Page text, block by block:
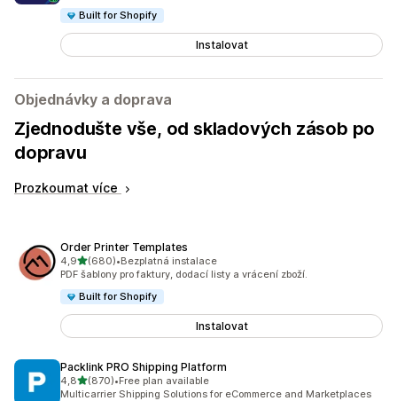
Built for Shopify
Instalovat
Objednávky a doprava
Zjednodušte vše, od skladových zásob po
dopravu
Prozkoumat více
Order Printer Templates
4,9z 5 hvězd
(680)
Celkový počet recenzí: 680
•Bezplatná instalace
PDF šablony pro faktury, dodací listy a vrácení zboží.
Built for Shopify
Instalovat
Packlink PRO Shipping Platform
4,8z 5 hvězd
(870)
Celkový počet recenzí: 870
•Free plan available
Multicarrier Shipping Solutions for eCommerce and Marketplaces